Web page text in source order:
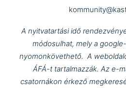
A nyitvatartási idő
módosulhat, mely a
nyomonkövethető. A
ÁFÁ-t tartalmazzák. Az e-
csatornákon érkező